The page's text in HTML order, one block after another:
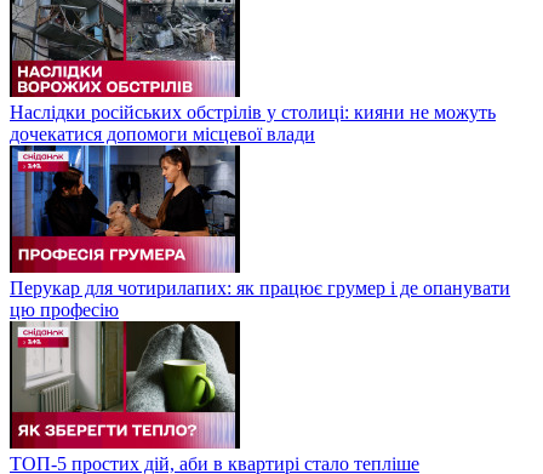
Наслідки російських обстрілів у столиці: кияни не можуть
дочекатися допомоги місцевої влади
Перукар для чотирилапих: як працює грумер і де опанувати
цю професію
ТОП-5 простих дій, аби в квартирі стало тепліше